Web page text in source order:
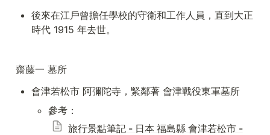
後來在江戶曾擔任學校的守衛和工作人員，直到大正
時代 1915 年去世。
齋藤一 墓所
會津若松市 阿彌陀寺，緊鄰著 會津戰役東軍墓所
參考：
旅行景點筆記 - 日本 福島縣 會津若松市 -